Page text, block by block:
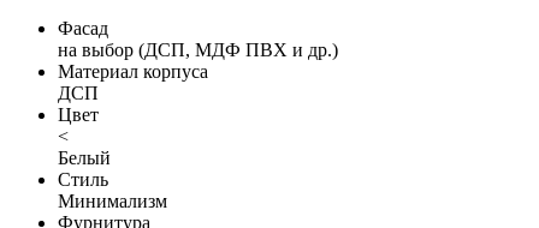
Фасад
на выбор (ДСП, МДФ ПВХ и др.)
Материал корпуса
ДСП
Цвет
<
Белый
Стиль
Минимализм
Фурнитура